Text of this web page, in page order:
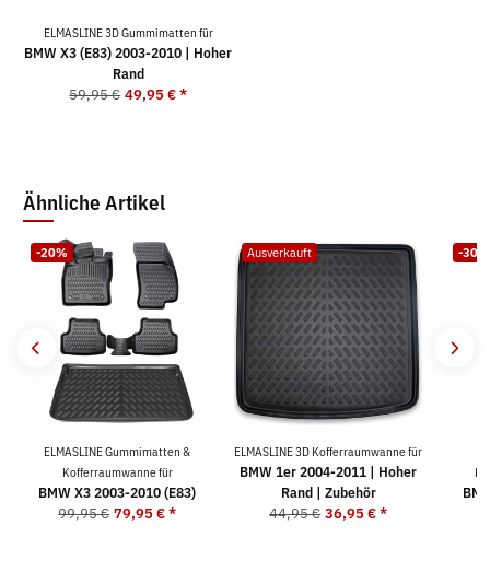
ELMASLINE 3D Gummimatten für
BMW X3 (E83) 2003-2010 | Hoher
Rand
59,95 € 49,95 €*
Ähnliche Artikel
-20%
ELMASLINE Gummimatten &
Kofferraumwanne für
BMW X3 2003-2010 (E83)
99,95 € 79,95 €*
Ausverkauft
ELMASLINE 3D Kofferraumwanne für
BMW 1er 2004-2011 | Hoher
Rand | Zubehör
44,95 € 36,95 €*
-30%